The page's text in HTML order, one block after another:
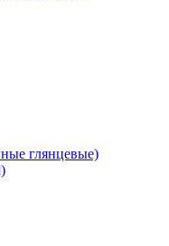
глянцевые)